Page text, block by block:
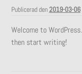
Publicerad den2019-03-06
Welcome to
then start writing!